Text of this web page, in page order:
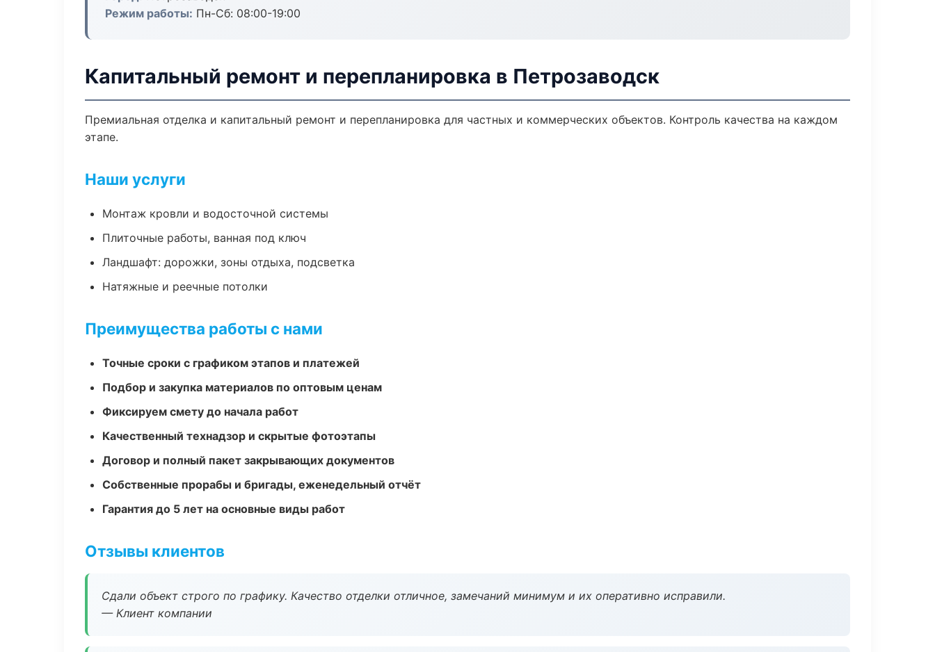
Режим работы: Пн-Сб: 08:00-19:00
Капитальный ремонт и перепланировка в Петрозаводск
Премиальная отделка и капитальный ремонт и перепланировка для частных и коммерческих объектов. Контроль качества на каждом
этапе.
Наши услуги
Монтаж кровли и водосточной системы
Плиточные работы, ванная под ключ
Ландшафт: дорожки, зоны отдыха, подсветка
Натяжные и реечные потолки
Преимущества работы с нами
Точные сроки с графиком этапов и платежей
Подбор и закупка материалов по оптовым ценам
Фиксируем смету до начала работ
Качественный технадзор и скрытые фотоэтапы
Договор и полный пакет закрывающих документов
Собственные прорабы и бригады, еженедельный отчёт
Гарантия до 5 лет на основные виды работ
Отзывы клиентов
Сдали объект строго по графику. Качество отделки отличное, замечаний минимум и их оперативно исправили.
— Клиент компании